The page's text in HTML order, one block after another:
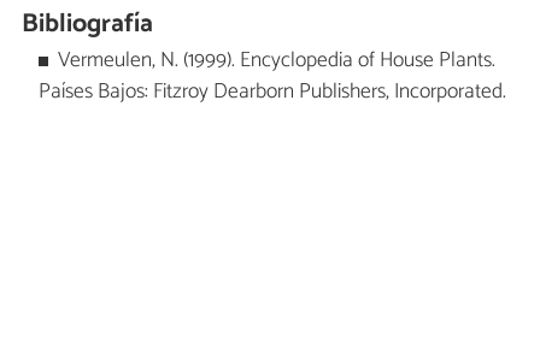
Bibliografía
Vermeulen, N. (1999). Encyclopedia of House Plants.
Países Bajos: Fitzroy Dearborn Publishers, Incorporated.